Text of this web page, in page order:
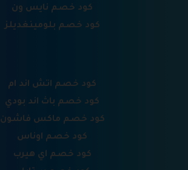
كود خصم نايس ون
كود خصم بلومينغديلز
كود خصم اتش اند ام
كود خصم باث اند بودي
كود خصم ماكس فاشون
كود خصم اوناس
كود خصم اي هيرب